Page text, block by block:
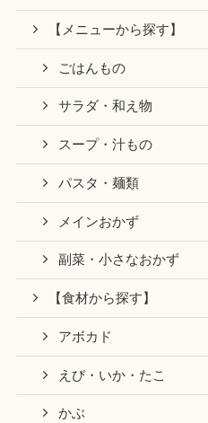
【メニューから探す】
ごはんもの
サラダ・和え物
スープ・汁もの
パスタ・麺類
メインおかず
副菜・小さなおかず
【食材から探す】
アボカド
えび・いか・たこ
かぶ